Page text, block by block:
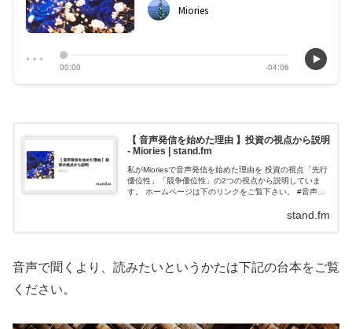
【 音声発信を始めた理由 】投資の視点から説明
- Miories | stand.fm
私がMioriesで音声発信を始めた理由を 投資の視点「先行
優位性」「競争優位性」の2つの視点から説明していま
す。 ホームページは下のリンクをご覧下さい。 #音声発
stand.fm
音声で聞くより、読みたいというかたは下記の台本をご覧
ください。